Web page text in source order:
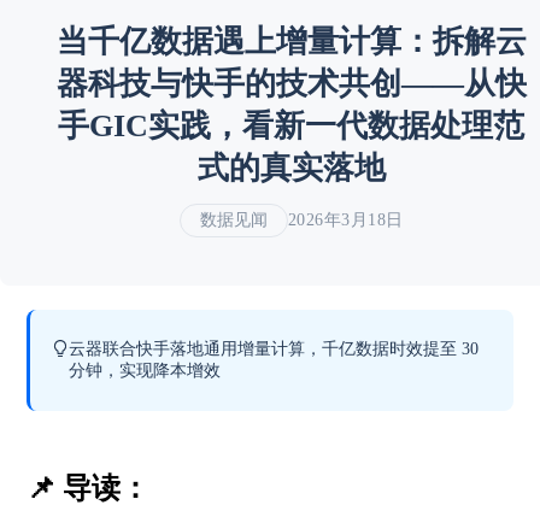
当千亿数据遇上增量计算：拆解云
器科技与快手的技术共创——从快
手GIC实践，看新一代数据处理范
式的真实落地
数据见闻 2026年3月18日
云器联合快手落地通用增量计算，千亿数据时效提至 30
分钟，实现降本增效
📌 导读：